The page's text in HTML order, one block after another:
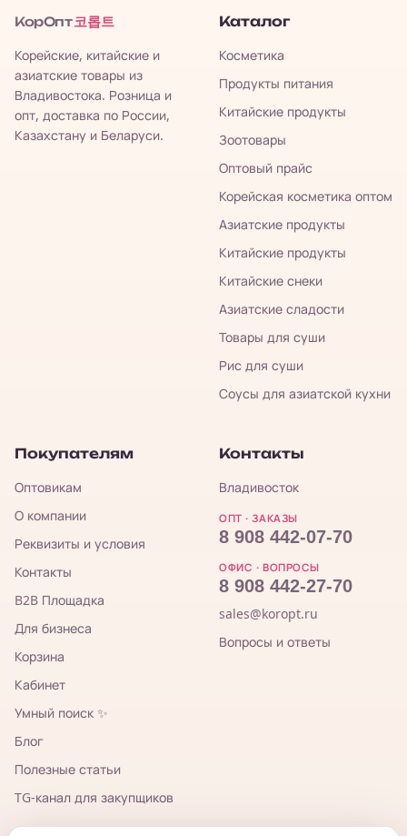
КорОпт 코롭트
Корейские, китайские и
азиатские товары из
Владивостока. Розница и
опт, доставка по России,
Казахстану и Беларуси.
Каталог
Косметика
Продукты питания
Китайские продукты
Зоотовары
Оптовый прайс
Корейская косметика оптом
Азиатские продукты
Китайские продукты
Китайские снеки
Азиатские сладости
Товары для суши
Рис для суши
Соусы для азиатской кухни
Покупателям
Оптовикам
О компании
Реквизиты и условия
Контакты
B2B Площадка
Для бизнеса
Корзина
Кабинет
Умный поиск ✨
Блог
Полезные статьи
TG-канал для закупщиков
Контакты
Владивосток
ОПТ · ЗАКАЗЫ
8 908 442-07-70
ОФИС · ВОПРОСЫ
8 908 442-27-70
sales@koropt.ru
Вопросы и ответы